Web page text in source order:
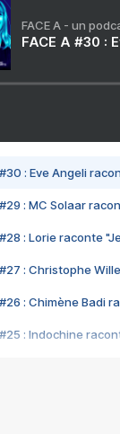
FACE A - un
FACE A #30 :
#30 : Eve Angeli
#29 : MC Solaar
#28 : Lorie raconte
#27 : Christophe
#26 : Chimène Badi
#25 : Indochine